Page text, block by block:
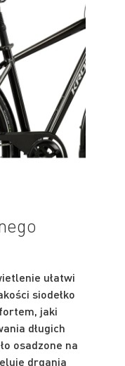
ułatwi
siodełko
jaki
długich
osadzone na
drgania